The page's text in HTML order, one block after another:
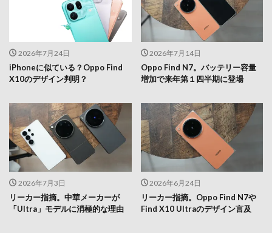
2026年7月24日
iPhoneに似ている？Oppo Find
X10のデザイン判明？
2026年7月14日
Oppo Find N7。バッテリー容量
増加で来年第１四半期に登場
2026年7月3日
リーカー指摘。中華メーカーが
「Ultra」モデルに消極的な理由
2026年6月24日
リーカー指摘。Oppo Find N7や
Find X10 Ultraのデザイン言及